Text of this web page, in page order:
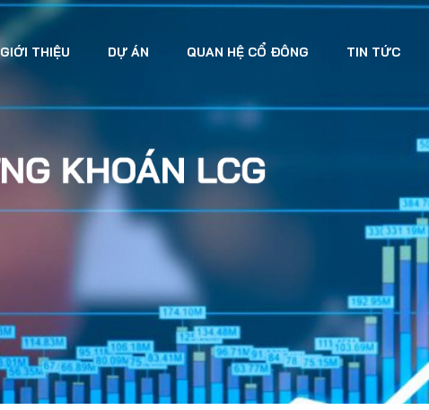
GIỚI THIỆU DỰ ÁN QUAN HỆ CỔ ĐÔNG TIN TỨC